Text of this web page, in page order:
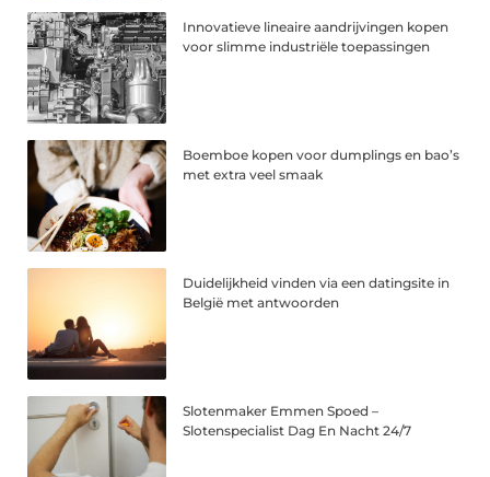
Innovatieve lineaire aandrijvingen kopen
voor slimme industriële toepassingen
Boemboe kopen voor dumplings en bao’s
met extra veel smaak
Duidelijkheid vinden via een datingsite in
België met antwoorden
Slotenmaker Emmen Spoed –
Slotenspecialist Dag En Nacht 24/7